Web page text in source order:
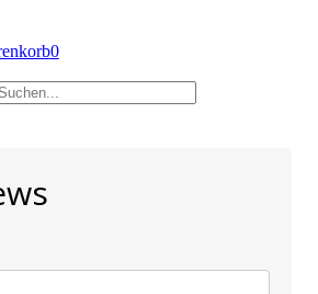
0